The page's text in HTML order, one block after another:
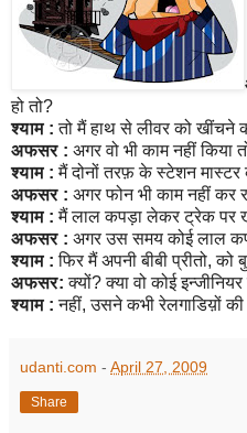
हो तो?
श्याम : तो मैं हाथ से लीवर को खींचने
अफसर : अगर वो भी काम नहीं किया
श्याम : मैं दोनों तरफ़ के स्टेशन
अफसर : अगर फोन भी काम नहीं कर
श्याम : मैं लाल कपड़ा लेकर ट्रेक पर
अफसर : अगर उस समय कोई लाल
श्याम : फिर मैं अपनी बीबी प्रीतो, को
अफसर: क्यों? क्या वो कोई
श्याम : नहीं, उसने कभी रेलगाडिय़ों
udanti.com - April 27, 2009
Share